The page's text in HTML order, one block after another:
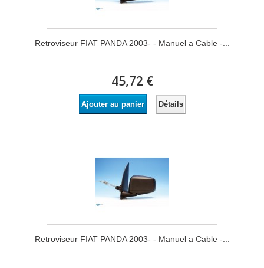
Retroviseur FIAT PANDA 2003- - Manuel a Cable -...
45,72 €
Ajouter au panier Détails
Retroviseur FIAT PANDA 2003- - Manuel a Cable -...